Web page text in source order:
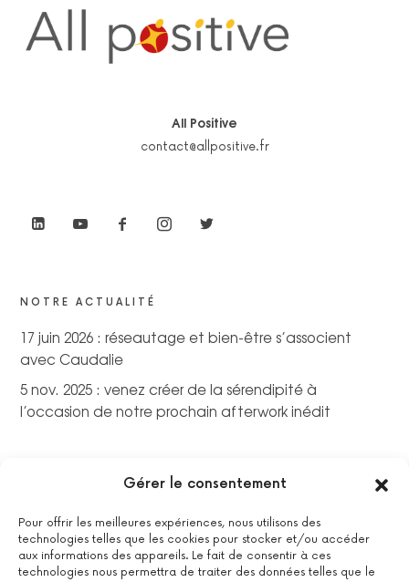
Gérer le consentement
Pour offrir les meilleures expériences, nous utilisons des
technologies telles que les cookies pour stocker et/ou accéder
aux informations des appareils. Le fait de consentir à ces
technologies nous permettra de traiter des données telles que le
All Positive
contact@allpositive.fr
NOTRE ACTUALITÉ
17 juin 2026 : réseautage et bien-être s’associent
avec Caudalie
5 nov. 2025 : venez créer de la sérendipité à
l’occasion de notre prochain afterwork inédit